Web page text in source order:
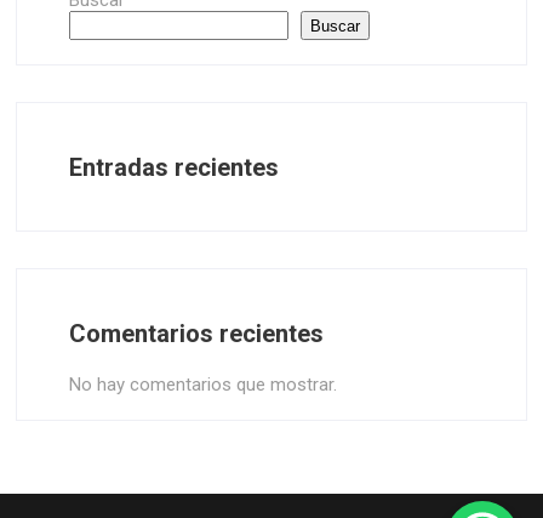
Buscar
Entradas recientes
Comentarios recientes
No hay comentarios que mostrar.